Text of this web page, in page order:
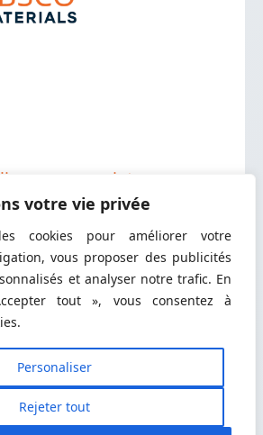
votre vie privée
cookies pour améliorer votre
vous proposer des publicités
et analyser notre trafic. En
tout », vous consentez à
Personaliser
Rejeter tout
vos projets
Accueil
Blog
Mentions légales